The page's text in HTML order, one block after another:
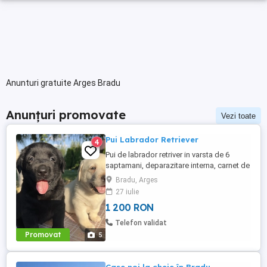
Anunturi gratuite Arges Bradu
Anunțuri promovate Vezi toate
Promovat 5
4 Pui Labrador Retriever
Pui de labrador retriver in varsta de 6
saptamani, deparazitare interna, carnet de
sanatate si vaccin! Sunt 4 masculi si
provin din parinti cu pedigree! Pentru mai
multe detalii si poze astept mesaj pe
whatsapp.
Bradu, Arges
27 iulie
1 200 RON
Telefon validat